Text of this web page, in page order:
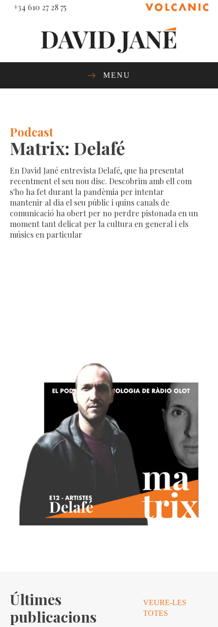
+34 610 27 28 75
MENU
Podcast
Matrix: Delafé
En David Jané entrevista Delafé, que ha presentat
recentment el seu nou disc. Descobrim amb ell com
s'ho ha fet durant la pandèmia per intentar
mantenir al dia el seu públic i quins canals de
comunicació ha obert per no perdre pistonada en un
moment tant delicat per la cultura en general i els
músics en particular
Últimes
publicacions
VEURE-LES
TOTES